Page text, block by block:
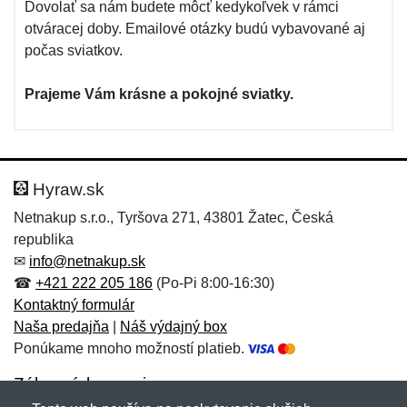
Dovolať sa nám budete môcť kedykoľvek v rámci
otváracej doby. Emailové otázky budú vybavované aj
počas sviatkov.
Prajeme Vám krásne a pokojné sviatky.
Hyraw.sk
Netnakup s.r.o., Tyršova 271, 43801 Žatec, Česká
republika
✉ info@netnakup.sk
☎ +421 222 205 186 (Po-Pi 8:00-16:30)
Kontaktný formulár
Naša predajňa
Náš výdajný box
Ponúkame mnoho možností platieb.
Zákaznícky servis